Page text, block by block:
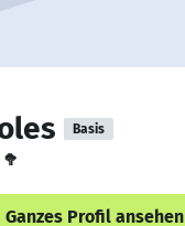
Basis
Ganzes Profil ansehen